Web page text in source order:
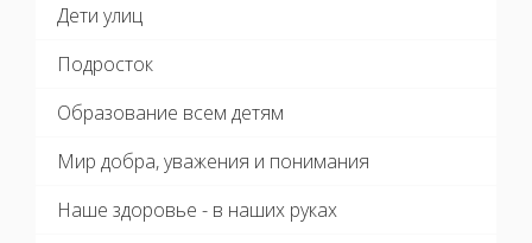
Дети улиц
Подросток
Образование всем детям
Мир добра, уважения и понимания
Наше здоровье - в наших руках